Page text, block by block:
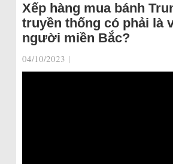
Xếp hàng mua bánh
truyền thống có phải là
người miền Bắc?
04/10/2023 |